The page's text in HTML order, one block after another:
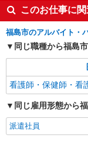
このお仕事に
福島市のアルバイト・
同じ職種から福島
看護師・保健師・看
同じ雇用形態から
派遣社員